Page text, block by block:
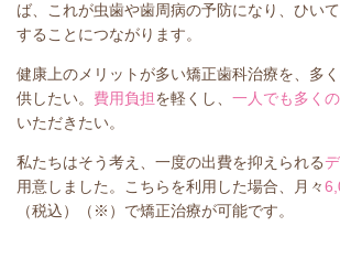
ば、これが虫歯や歯周病の予防になり、ひい
することにつながります。
健康上のメリットが多い矯正歯科治療を、多
供したい。 費用負担を軽くし、 一人でも多く
いただきたい。
私たちはそう考え、一度の出費を抑えられる
用意しました。こちらを利用した場合、月々
（税込）（※）で矯正治療が可能です。